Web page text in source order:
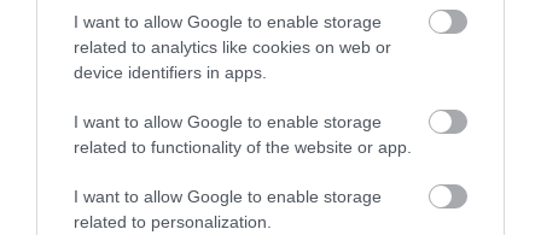
I want to allow Google to enable storage
related to analytics like cookies on web or
device identifiers in apps.
I want to allow Google to enable storage
related to functionality of the website or app.
I want to allow Google to enable storage
related to personalization.
be a jogosító időbe.
A gyermekneveléssel szerezhető jogosító időbe viszont beszámít a
szabadság az édesanyát a háromévesnél - tartósan beteg vagy
súlyosan fogyatékos gyermek esetén tizenkettő évesnél - fiatalabb
gyermek gondozása vagy tízévesnél fiatalabb gyermek ápolása
címén illette meg.